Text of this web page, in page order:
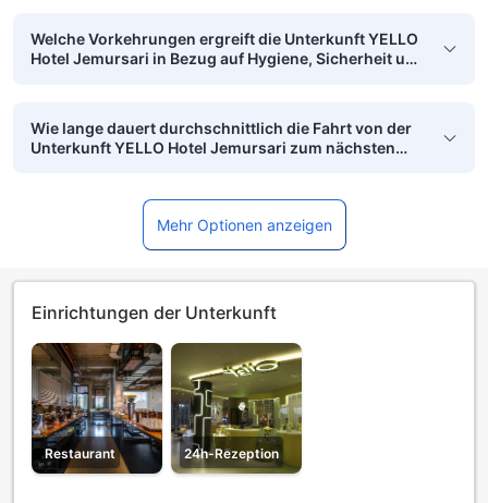
Welche Vorkehrungen ergreift die Unterkunft YELLO
Hotel Jemursari in Bezug auf Hygiene, Sicherheit und
Wie lange dauert durchschnittlich die Fahrt von der
Unterkunft YELLO Hotel Jemursari zum nächsten
Mehr Optionen anzeigen
Einrichtungen der Unterkunft
Restaurant 24h-Rezeption